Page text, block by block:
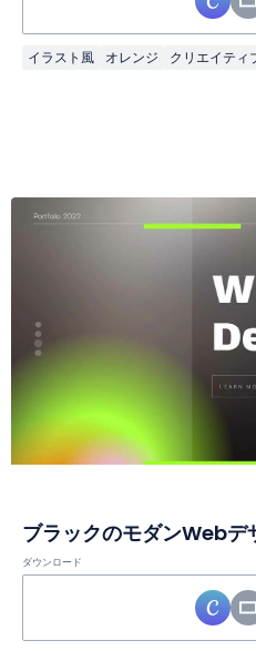
イラスト風 オレンジ クリエイティ
ブラックのモダンWebデ
ダウンロード